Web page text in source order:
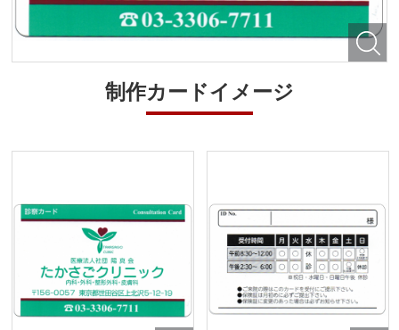
制作カードイメージ